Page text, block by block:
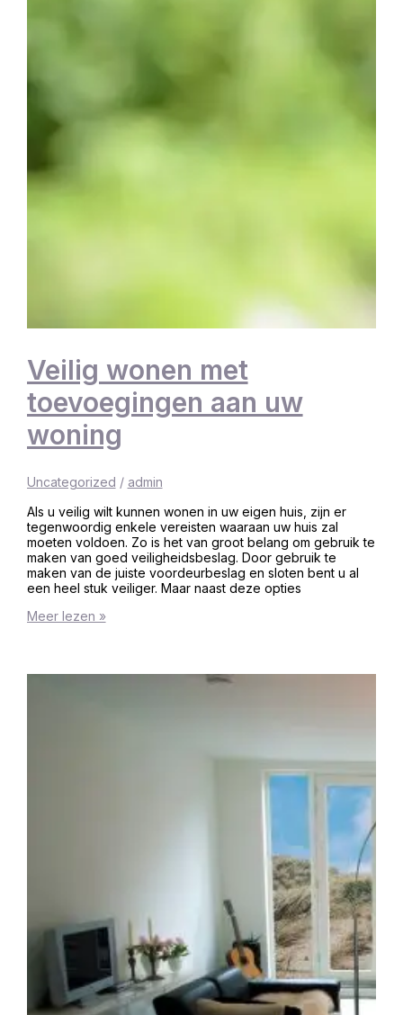
Veilig wonen met
toevoegingen aan uw
woning
Uncategorized / admin
Als u veilig wilt kunnen wonen in uw eigen huis, zijn er
tegenwoordig enkele vereisten waaraan uw huis zal
moeten voldoen. Zo is het van groot belang om gebruik te
maken van goed veiligheidsbeslag. Door gebruik te
maken van de juiste voordeurbeslag en sloten bent u al
een heel stuk veiliger. Maar naast deze opties
Meer lezen »